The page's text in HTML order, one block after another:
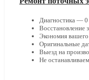
Диагностика — 0
Восстановление
Экономия
Оригинальные
Выезд на
Не